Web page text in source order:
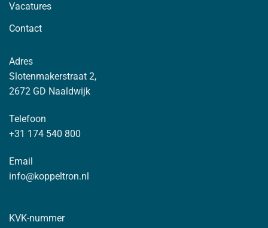
Vacatures
Contact
Adres
Slotenmakerstraat 2,
2672 GD Naaldwijk
Telefoon
+31 174 540 800
Email
info@koppeltron.nl
KVK-nummer